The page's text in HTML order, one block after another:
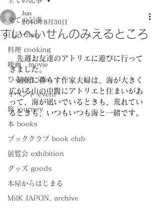
全ての記事
日記 diary
料理 cooking
映画 movie
ひらめき idea
イベント event
旅 journey
本 books
ブッククラブ book club
展覧会 exhibition
グッズ goods
本屋からはじまる
MilK JAPON, archive
すいへいせんのみえるところ
Jun
2010年8月30日
先週お友達のアトリエに遊びに行って
きました。
越前に暮らす作家夫婦は、海が大きく
広がる山の中腹にアトリエと住まいがあ
って、海が凪いでいるときも、荒れてい
るときも、いつもいつも海と一緒です。